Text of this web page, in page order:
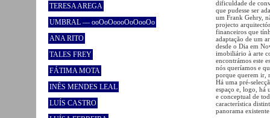
TERESA AREGA
UMBRAL — ooOoOoooOoOooOo
ANA RITO
TALES FREY
FÁTIMA MOTA
INÊS MENDES LEAL
LUÍS CASTRO
dificuldade de
que pudesse ser
um Frank Gehry,
projecto
financeiros que
adaptação de um
desde o Dia em
imobiliário à arte
encontrámos este
nós queríamos e
porque querem ir,
Há uma pré-
espaço e, logo, há
e conceptual de
característica
panorama